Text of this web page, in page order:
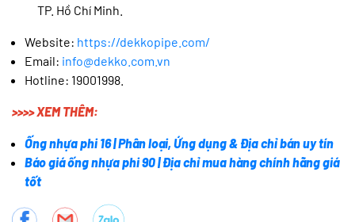
TP. Hồ Chí Minh.
Website: https://dekkopipe.com/
Email: info@dekko.com.vn
Hotline: 19001998.
>>>> XEM THÊM:
Ống nhựa phi 16 | Phân loại, Ứng dụng & Địa chỉ bán uy tín
Báo giá ống nhựa phi 90 | Địa chỉ mua hàng chính hãng giá
tốt